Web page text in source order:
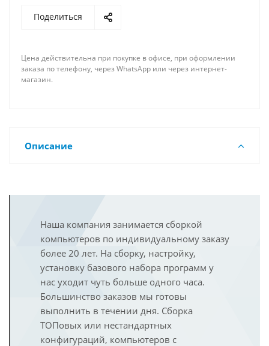
Поделиться
Цена действительна при покупке в офисе, при оформлении
заказа по телефону, через WhatsApp или через интернет-
магазин.
Описание
Наша компания занимается сборкой
компьютеров по индивидуальному заказу
более 20 лет. На сборку, настройку,
установку базового набора программ у
нас уходит чуть больше одного часа.
Большинство заказов мы готовы
выполнить в течении дня. Сборка
ТОПовых или нестандартных
конфигураций, компьютеров с